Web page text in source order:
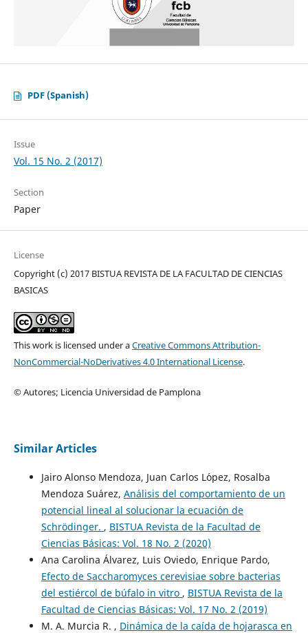
PDF (Spanish)
Issue
Vol. 15 No. 2 (2017)
Section
Paper
License
Copyright (c) 2017 BISTUA REVISTA DE LA FACULTAD DE CIENCIAS
BASICAS
This work is licensed under aCreative Commons Attribution-
NonCommercial-NoDerivatives 4.0 International License.
© Autores; Licencia Universidad de Pamplona
Similar Articles
Jairo Alonso Mendoza, Juan Carlos L´opez, Rosalba
Mendoza Su´arez, An´alisis del comportamiento de un
potencial lineal al solucionar la ecuaci´on de
Schr¨odinger. , BISTUA Revista de la Facultad de
Ciencias Básicas: Vol. 18 No. 2 (2020)
Ana Carolina Álvarez, Luis Oviedo, Enrique Pardo,
Efecto de Saccharomyces cerevisiae sobre bacterias
del estiércol de búfalo in vitro , BISTUA Revista de la
Facultad de Ciencias Básicas: Vol. 17 No. 2 (2019)
M. A. Murcia R. , Dinámica de la caída de hojarasca en